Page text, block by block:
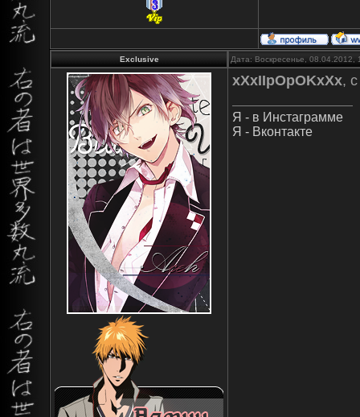
Exclusive Дата: Воскресенье,
xXxIIpOpOKxXx,
Я - в Инстаграмме
Я - Вконтакте